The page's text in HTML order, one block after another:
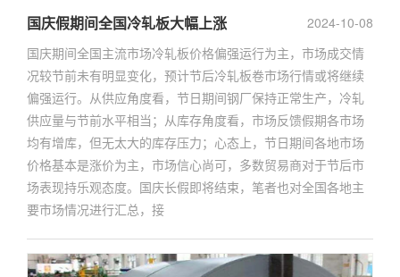
2024-10-08
国庆假期间全国冷轧板大幅上涨
国庆期间全国主流市场冷轧板价格偏强运行为主，市场成交情
况较节前未有明显变化，预计节后冷轧板卷市场行情或将继续
偏强运行。从供应角度看，节日期间钢厂保持正常生产，冷轧
供应量与节前水平相当；从库存角度看，市场反馈假期各市场
均有增库，但无太大的库存压力；心态上，节日期间各地市场
价格基本是涨价为主，市场信心尚可，多数贸易商对于节后市
场表现持乐观态度。国庆长假即将结束，笔者也对全国各地主
要市场情况进行汇总，接